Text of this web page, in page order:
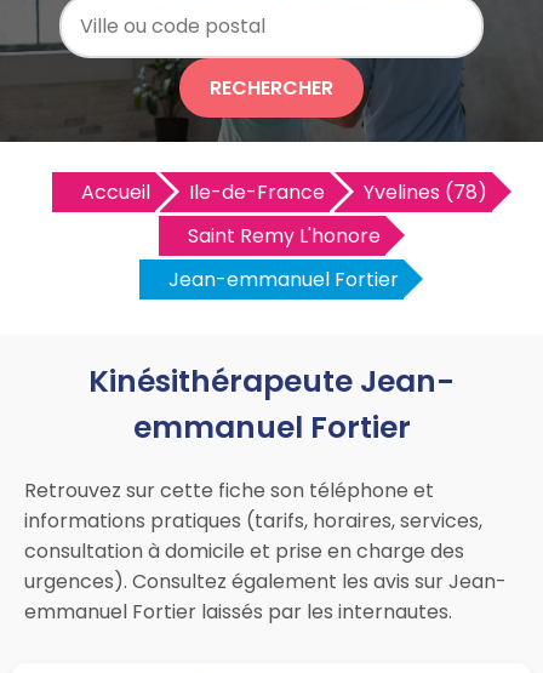
RECHERCHER
Accueil Ile-de-France
Yvelines (78)
Saint Remy L'honore
Jean-emmanuel Fortier
Kinésithérapeute Jean-
emmanuel Fortier
Retrouvez sur cette fiche son téléphone et
informations pratiques (tarifs, horaires, services,
consultation à domicile et prise en charge des
urgences). Consultez également les avis sur Jean-
emmanuel Fortier laissés par les internautes.